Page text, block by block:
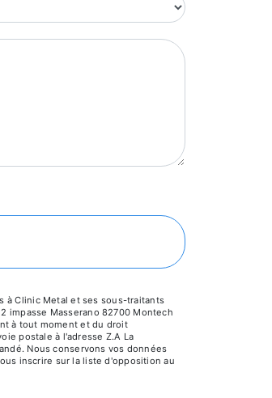
à Clinic Metal et ses sous-traitants
impasse Masserano 82700 Montech
à tout moment et du droit
postale à l'adresse Z.A La
Nous conservons vos données
inscrire sur la liste d'opposition au